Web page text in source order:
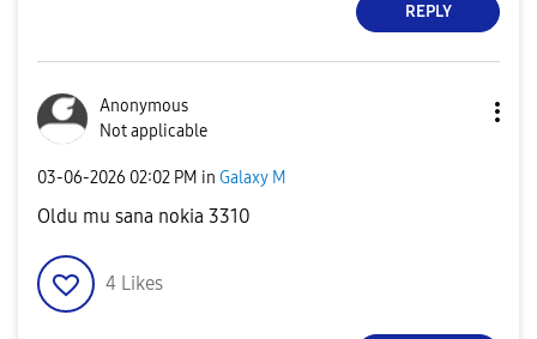
REPLY
Anonymous
Not applicable
‎03-06-2026 02:02 PM in Galaxy M
Oldu mu sana nokia 3310
4 Likes